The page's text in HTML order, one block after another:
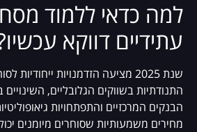
למה כדאי ללמוד
עתידיים דווקא
שנת 2025 מציעה הזדמנויות
התנודתיות בשווקים הגלובליים,
הבנקים המרכזיים והתפתחויות
מחירים משמעותיות שסוחרים מיומנים